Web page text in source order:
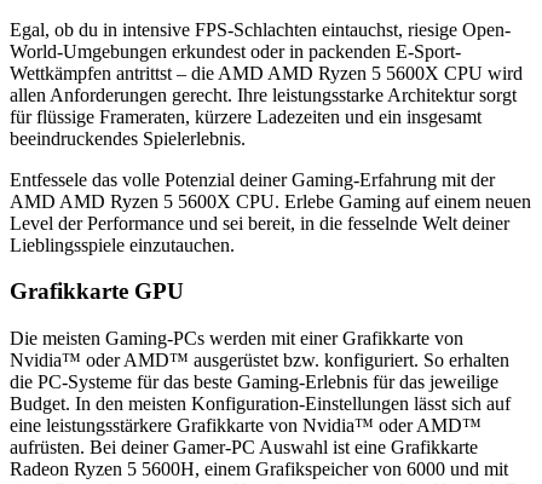
Egal, ob du in intensive FPS-Schlachten eintauchst, riesige Open-
World-Umgebungen erkundest oder in packenden E-Sport-
Wettkämpfen antrittst – die ‎AMD AMD Ryzen 5 5600X CPU wird
allen Anforderungen gerecht. Ihre leistungsstarke Architektur sorgt
für flüssige Frameraten, kürzere Ladezeiten und ein insgesamt
beeindruckendes Spielerlebnis.
Entfessele das volle Potenzial deiner Gaming-Erfahrung mit der
‎AMD AMD Ryzen 5 5600X CPU. Erlebe Gaming auf einem neuen
Level der Performance und sei bereit, in die fesselnde Welt deiner
Lieblingsspiele einzutauchen.
Grafikkarte GPU
Die meisten Gaming-PCs werden mit einer Grafikkarte von
Nvidia™ oder AMD™ ausgerüstet bzw. konfiguriert. So erhalten
die PC-Systeme für das beste Gaming-Erlebnis für das jeweilige
Budget. In den meisten Konfiguration-Einstellungen lässt sich auf
eine leistungsstärkere Grafikkarte von Nvidia™ oder AMD™
aufrüsten. Bei deiner Gamer-PC Auswahl ist eine Grafikkarte
Radeon Ryzen 5 5600H, einem Grafikspeicher von 6000 und mit